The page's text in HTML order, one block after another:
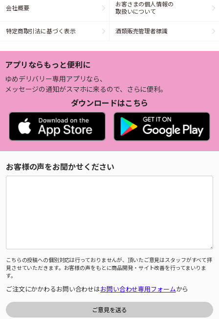
会社概要
お客さまの個人情報の
取扱いについて
特定商取引法に基づく表示 酒類販売管理者標識
アプリならもっと便利に
ゆめデリバリー専用アプリなら、
メッセージの通知がスマホに来るので、さらに便利。
ダウンロードはこちら
お客様の声をお聞かせください
こちらの投稿への個別対応は行っておりませんが、頂いたご意見はスタッフがすべて拝
見させていただきます。お客様の声をもとに商品開発・サイト改善を行ってまいりま
す。
ご注文にかかわるお問い合わせはお問い合わせ専用フォームから